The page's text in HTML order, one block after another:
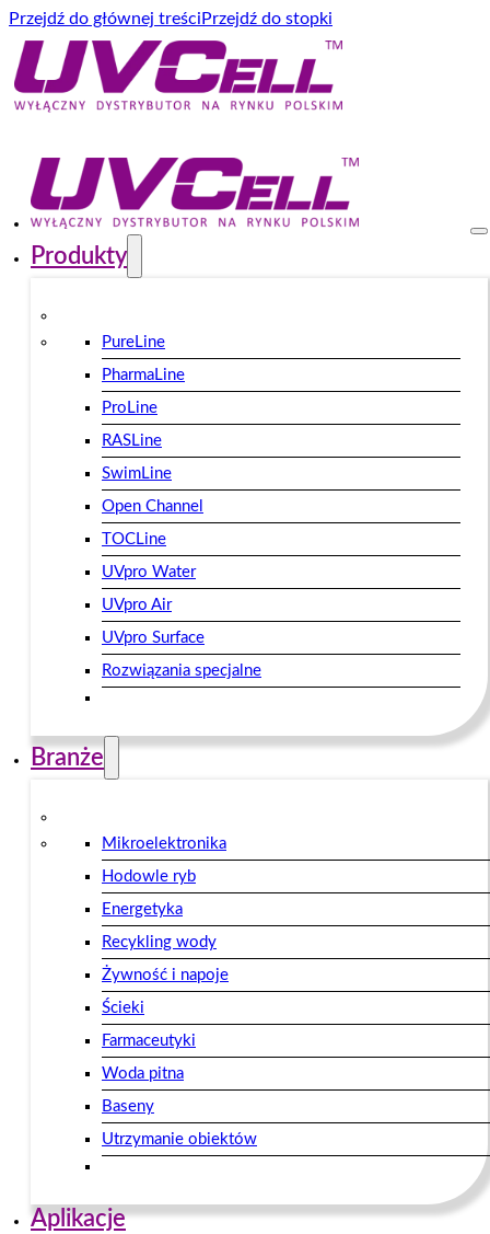
Przejdź do głównej treści Przejdź do stopki
Produkty
PureLine
PharmaLine
ProLine
RASLine
SwimLine
Open Channel
TOCLine
UVpro Water
UVpro Air
UVpro Surface
Rozwiązania specjalne
Branże
Mikroelektronika
Hodowle ryb
Energetyka
Recykling wody
Żywność i napoje
Ścieki
Farmaceutyki
Woda pitna
Baseny
Utrzymanie obiektów
Aplikacje